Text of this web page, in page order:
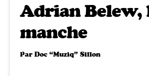
Adrian Belew,
manche
ParDoc “Muziq” Sillon